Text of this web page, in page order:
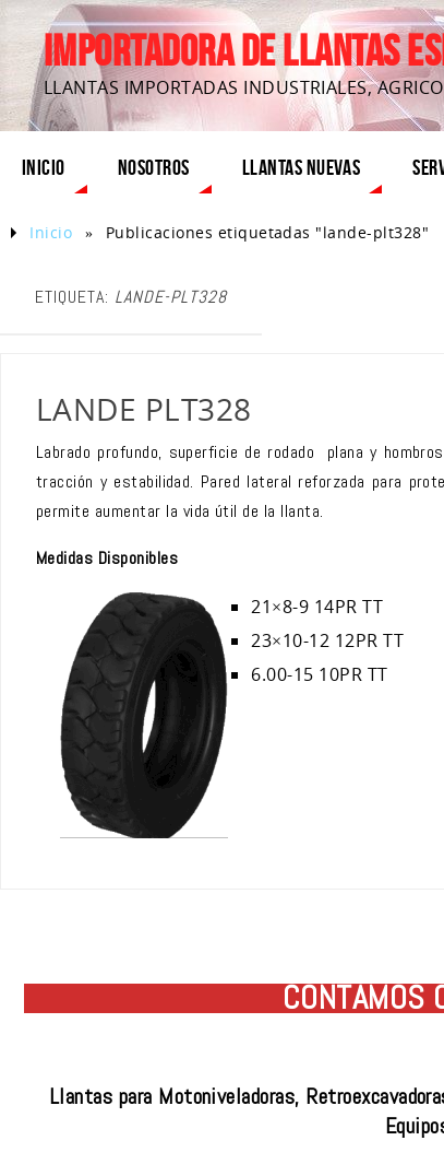
IMPORTADORA DE LLANTAS
LLANTAS IMPORTADAS INDUSTRIALES,
INICIO NOSOTROS LLANTAS NUEVAS
Inicio » Publicaciones etiquetadas "lande-plt328"
ETIQUETA: LANDE-PLT328
LANDE PLT328
Labrado profundo, superficie de rodado plana y
tracción y estabilidad. Pared lateral reforzada para
permite aumentar la vida útil de la llanta.
Medidas Disponibles
21×8-9 14PR TT
23×10-12 12PR TT
6.00-15 10PR TT
CONTAMOS
Llantas para Motoniveladoras,